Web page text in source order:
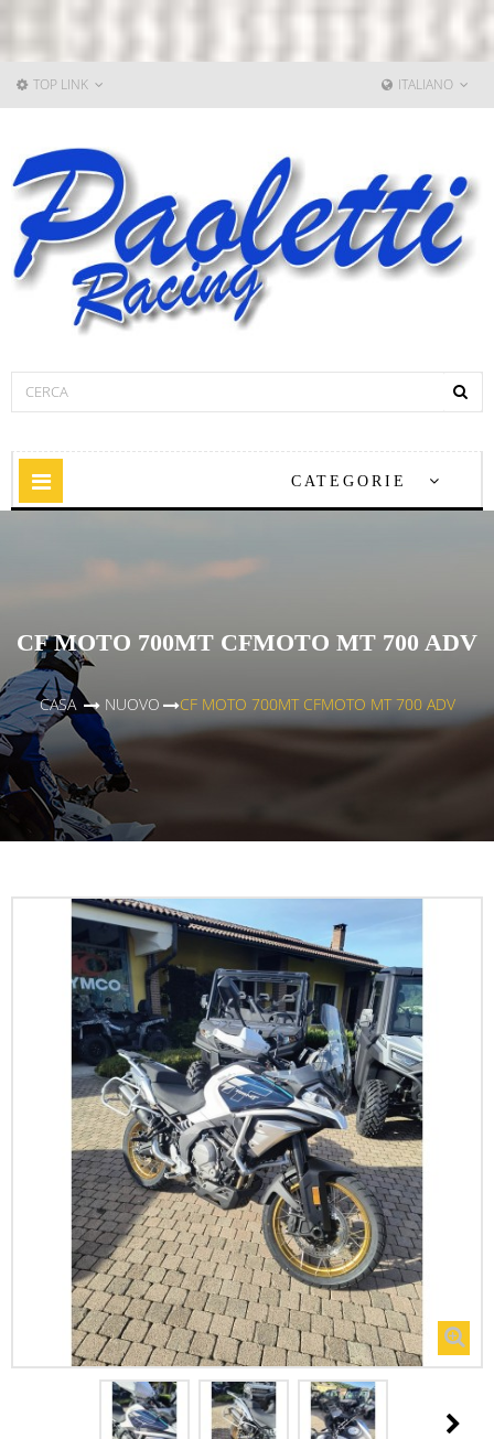
TOP LINK ITALIANO
CATEGORIE
Navigazione
Toggle
CASA > NUOVO > CF MOTO 700MT CFMOTO MT 700 ADV
CF MOTO 700MT CFMOTO MT 700 ADV